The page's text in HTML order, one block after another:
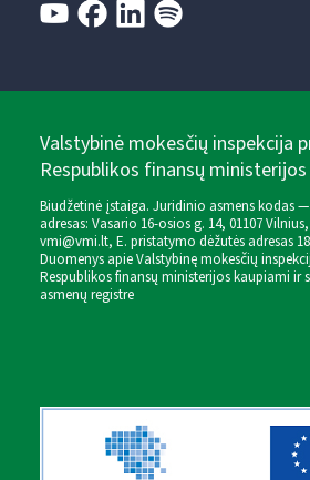
Valstybinė mokesčių inspekcija
Respublikos finansų ministerijos
Biudžetinė įstaiga. Juridinio asmens kodas —
adresas: Vasario 16-osios g. 14, 01107
vmi@vmi.lt, E. pristatymo dėžutės adresas
Duomenys apie Valstybinę mokesčių
Respublikos finansų ministerijos kaupiami ir
asmenų registre